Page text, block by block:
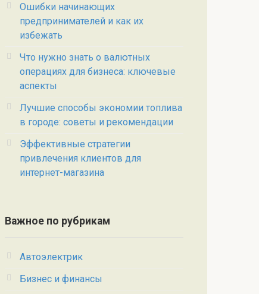
Ошибки начинающих
предпринимателей и как их
избежать
Что нужно знать о валютных
операциях для бизнеса: ключевые
аспекты
Лучшие способы экономии топлива
в городе: советы и рекомендации
Эффективные стратегии
привлечения клиентов для
интернет-магазина
Важное по рубрикам
Автоэлектрик
Бизнес и финансы